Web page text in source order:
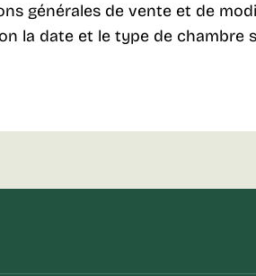
générales de vente et de
la date et le type de chambre